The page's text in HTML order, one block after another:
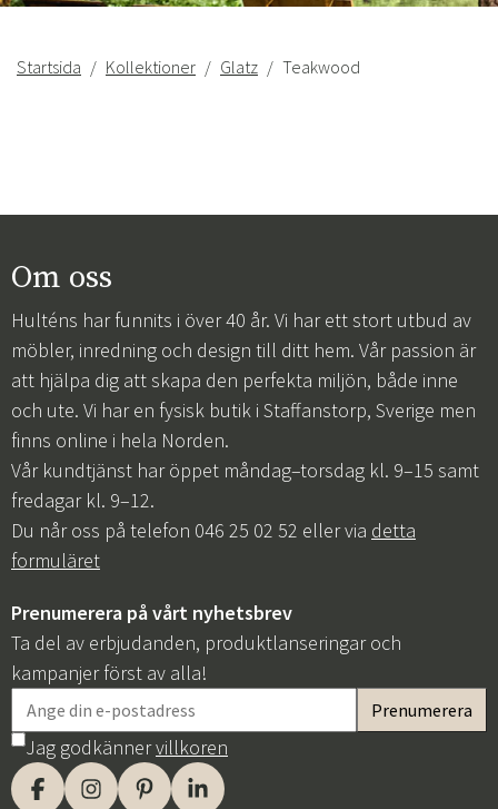
Startsida Kollektioner Glatz Teakwood
Om oss
Hulténs har funnits i över 40 år. Vi har ett stort utbud av
möbler, inredning och design till ditt hem. Vår passion är
att hjälpa dig att skapa den perfekta miljön, både inne
och ute. Vi har en fysisk butik i Staffanstorp, Sverige men
finns online i hela Norden.
Vår kundtjänst har öppet måndag–torsdag kl. 9–15 samt
fredagar kl. 9–12.
Du når oss på telefon 046 25 02 52 eller via detta
formuläret
Prenumerera på vårt nyhetsbrev
Ta del av erbjudanden, produktlanseringar och
kampanjer först av alla!
Jag godkännervillkoren